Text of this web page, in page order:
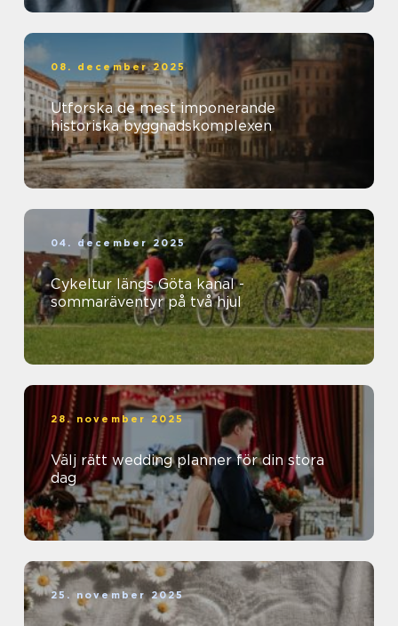
08. december 2025
Utforska de mest imponerande
historiska byggnadskomplexen
04. december 2025
Cykeltur längs Göta kanal -
sommaräventyr på två hjul
28. november 2025
Välj rätt wedding planner för din stora
dag
25. november 2025